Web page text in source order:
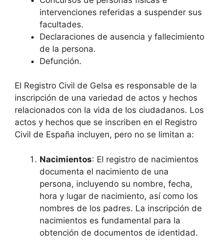
intervenciones referidas a suspender sus
facultades.
Declaraciones de ausencia y fallecimiento
de la persona.
Defunción.
El Registro Civil de Gelsa es responsable de la
inscripción de una variedad de actos y hechos
relacionados con la vida de los ciudadanos. Los
actos y hechos que se inscriben en el Registro
Civil de España incluyen, pero no se limitan a:
Nacimientos: El registro de nacimientos
documenta el nacimiento de una
persona, incluyendo su nombre, fecha,
hora y lugar de nacimiento, así como los
nombres de los padres. La inscripción de
nacimientos es fundamental para la
obtención de documentos de identidad.